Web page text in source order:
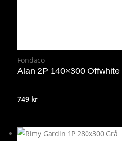
Fondaco
Alan 2P 140×300 Offwhite
749 kr